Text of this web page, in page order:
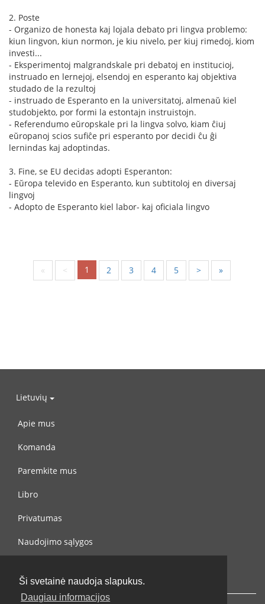
Ši svetainė naudoja slapukus.
Daugiau informacijos
2. Poste
- Organizo de honesta kaj lojala debato pri lingva problemo:
kiun lingvon, kiun normon, je kiu nivelo, per kiuj rimedoj, kiom
investi...
- Eksperimentoj malgrandskale pri debatoj en institucioj,
instruado en lernejoj, elsendoj en esperanto kaj objektiva
studado de la rezultoj
- instruado de Esperanto en la universitatoj, almenaŭ kiel
studobjekto, por formi la estontajn instruistojn.
- Referendumo eŭropskale pri la lingva solvo, kiam ĉiuj
eŭropanoj scios sufiĉe pri esperanto por decidi ĉu ĝi
lernindas kaj adoptindas.
3. Fine, se EU decidas adopti Esperanton:
- Eŭropa televido en Esperanto, kun subtitoloj en diversaj
lingvoj
- Adopto de Esperanto kiel labor- kaj oficiala lingvo
« < 1 2 3 4 5 > »
Lietuvių
Apie mus
Komanda
Paremkite mus
Libro
Privatumas
Naudojimo sąlygos